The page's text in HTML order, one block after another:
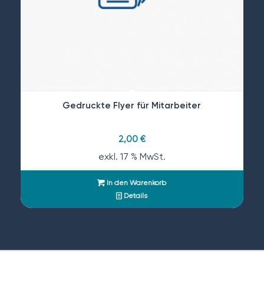
Gedruckte Flyer für Mitarbeiter
2,00 €
exkl. 17 % MwSt.
In den Warenkorb
Details